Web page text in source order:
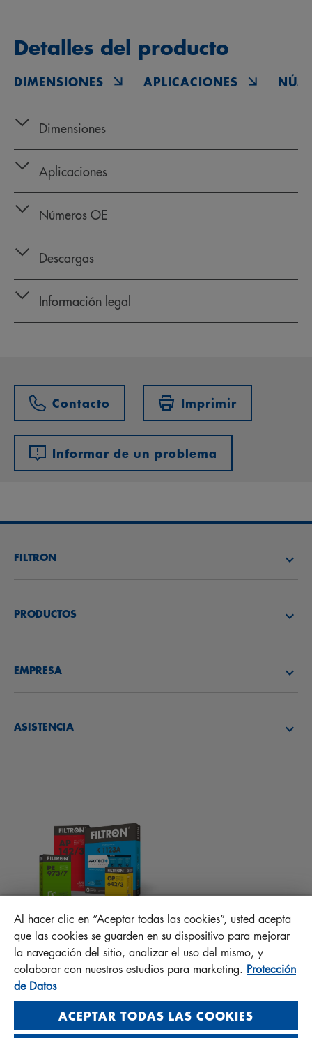
Detalles del producto
DIMENSIONES APLICACIONES
Dimensiones
Aplicaciones
Números OE
Descargas
Información legal
Contacto Imprimir
Informar de un problema
FILTRON
BUSCAR DISTRIBUIDOR
BENEFIT PROGRAM
PRODUCTOS
EMPRESA
RESPONSABILIDAD DE LA CALIDAD
ASISTENCIA
PREGUNTAS FRECUENTES
MANN+HUMMEL FT Poland
Sp. z o. o. Sp. k.
ul. Wrocławska 145, 63-800 GOSTYŃ, POLAND
Privacy Statement
Imprint
Al hacer clic en “Aceptar todas las cookies”, usted acepta
que las cookies se guarden en su dispositivo para mejorar
la navegación del sitio, analizar el uso del mismo, y
colaborar con nuestros estudios para marketing. Protección
de Datos
ACEPTAR TODAS LAS COOKIES